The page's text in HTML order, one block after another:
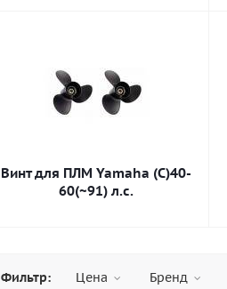
Винт для ПЛМ Yamaha (C)40-
60(~91) л.с.
Фильтр: Цена Бренд